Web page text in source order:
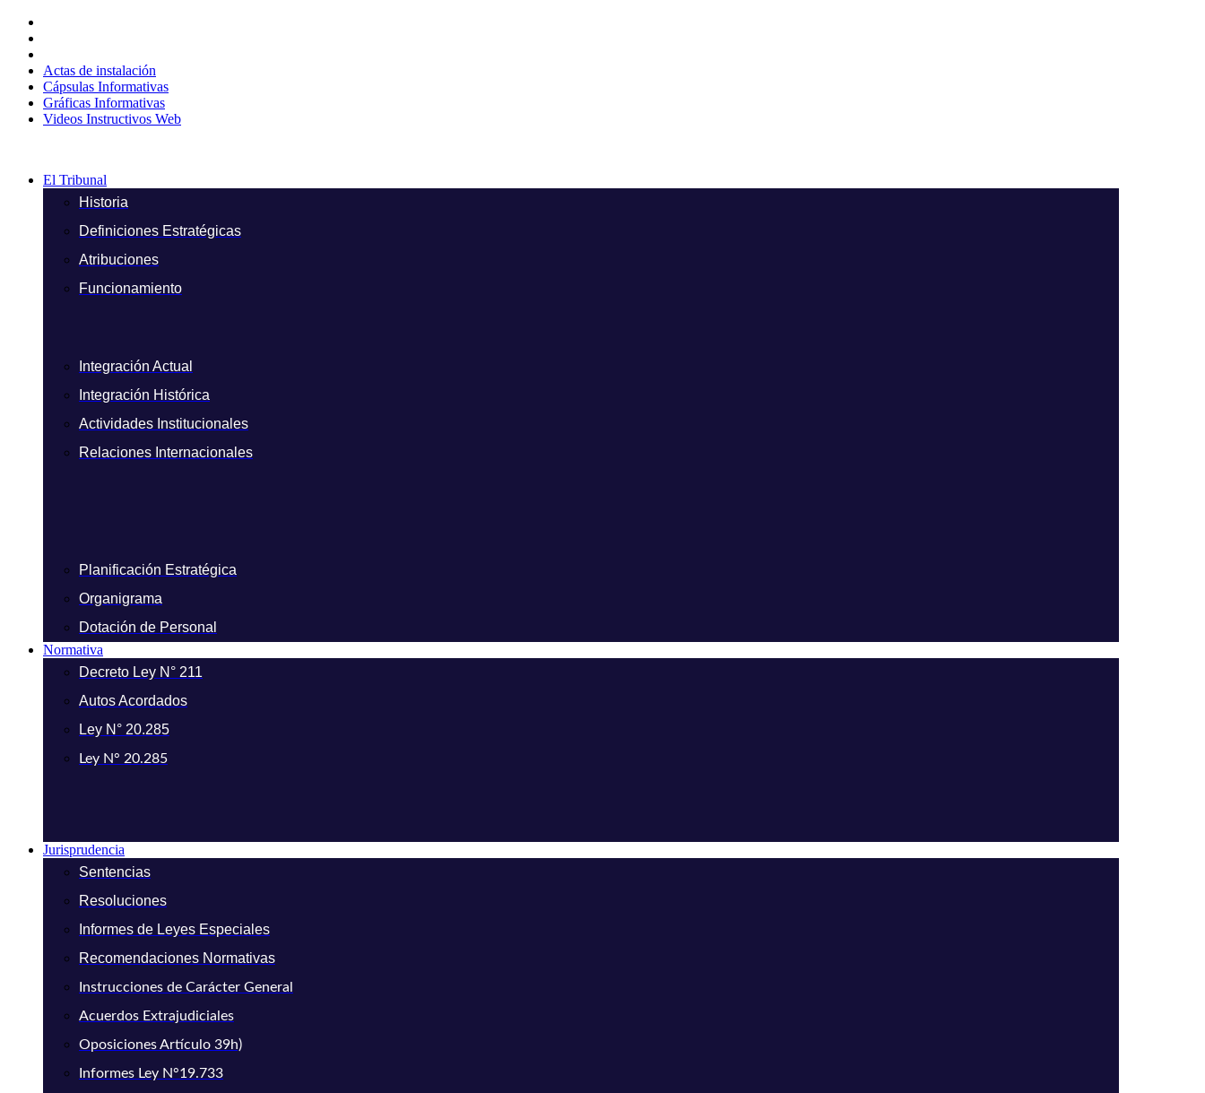
contenido
Actas de instalación
Cápsulas Informativas
Gráficas Informativas
Videos Instructivos Web
El Tribunal
Historia
Definiciones Estratégicas
Atribuciones
Funcionamiento
Integración Actual
Integración Histórica
Actividades Institucionales
Relaciones Internacionales
Planificación Estratégica
Organigrama
Dotación de Personal
Normativa
Decreto Ley N° 211
Autos Acordados
Ley N° 20.285
Ley N° 20.285
Jurisprudencia
Sentencias
Resoluciones
Informes de Leyes Especiales
Recomendaciones Normativas
Instrucciones de Carácter General
Acuerdos Extrajudiciales
Oposiciones Artículo 39h)
Informes Ley N°19.733